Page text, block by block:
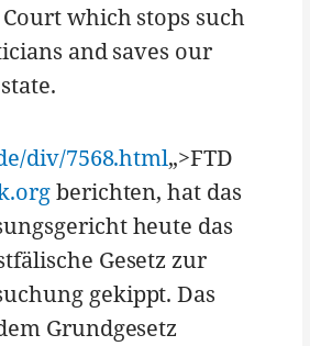
which stops such
and saves our
div/7568.html„>FTD
berichten, hat das
heute das
Gesetz zur
gekippt. Das
Grundgesetz